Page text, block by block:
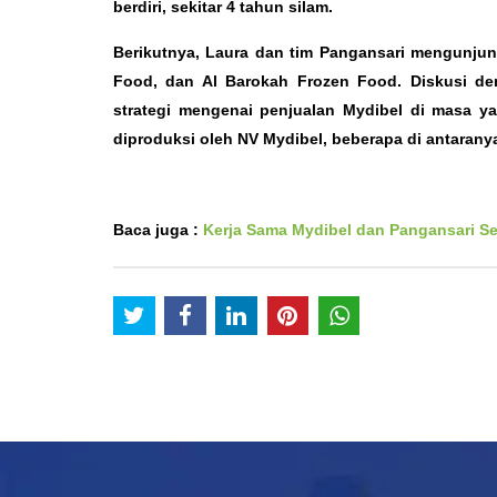
berdiri, sekitar 4 tahun silam.
Berikutnya, Laura dan tim Pangansari
Food, dan Al Barokah Frozen Food. Diskusi
strategi mengenai penjualan Mydibel di masa
diproduksi oleh NV Mydibel, beberapa di
Baca juga : Kerja Sama Mydibel dan Pangansari